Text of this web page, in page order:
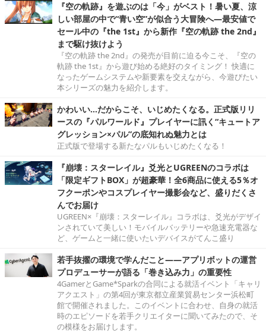
『空の軌跡』を遊ぶのは「今」がベスト！暑い夏、涼
しい部屋の中で“青い空”が似合う大冒険へ―最安値で
セール中の『the 1st』から新作『空の軌跡 the 2nd』
まで駆け抜けよう
『空の軌跡 the 2nd』の発売が目前に迫る今こそ、『空の
軌跡 the 1st』から遊び始める絶好のタイミング！ 快適に
なったゲームシステムや新要素を交えながら、今遊びたい
本シリーズの魅力を紹介します。
かわいい…だからこそ、いじめたくなる。正式版リリ
ースの『パルワールド』プレイヤーに訊く“キュートア
グレッション×パル”の底知れぬ魅力とは
正式版で登場する新たなパルもいじめたくなる！
『崩壊：スターレイル』爻光とUGREENのコラボは
「限定ギフトBOX」が超豪華！全6商品に使える5％オ
フクーポンやコスプレイヤー撮影会など、盛りだくさ
んでお届け
UGREEN×『崩壊：スターレイル』コラボは、爻光がデザイ
ンされていて美しい！モバイルバッテリーや急速充電器な
ど、ゲームと一緒に使いたいデバイスがてんこ盛り
若手抜擢の環境で学んだこと――アプリボットの運営
プロデューサーが語る「巻き込み力」の重要性
4GamerとGame*Sparkの合同による就活イベント「キャリ
アクエスト」の第4回が東京都立産業貿易センター浜松町
館で開催されました。このイベントに合わせ、自身の就活
時のエピソードを若手クリエイターに聞いてみたので、そ
の模様をお届けします。